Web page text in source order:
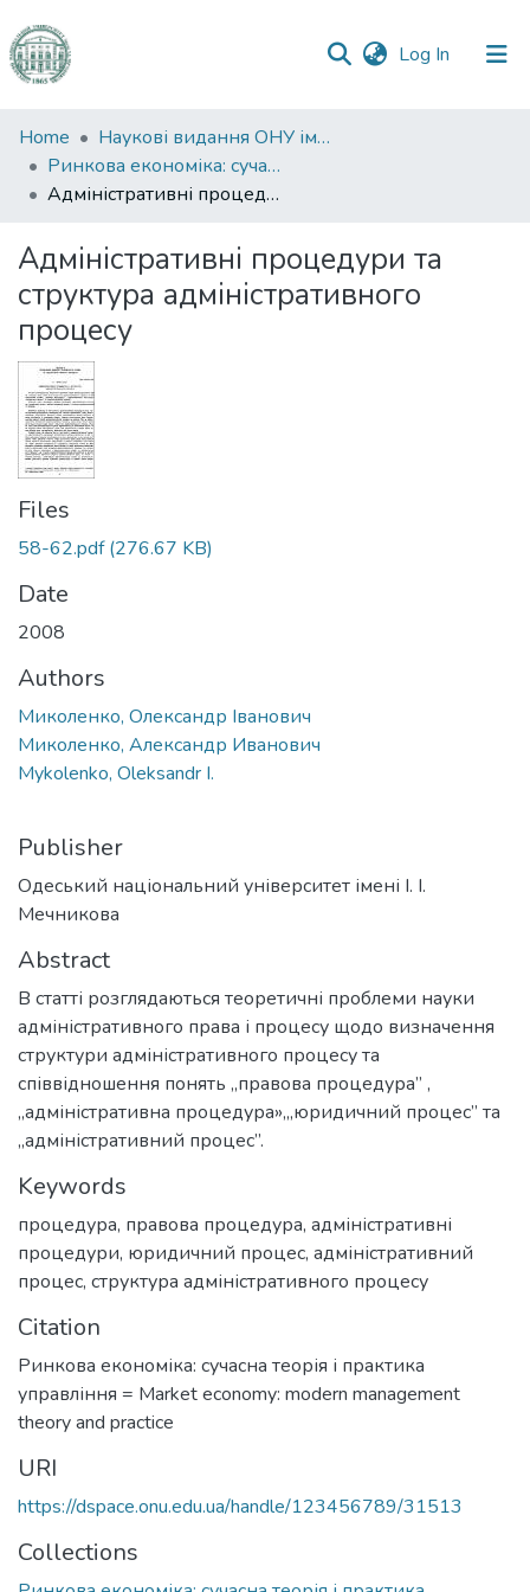
Log In (current)
Communities
&
Collections
Statistics
Home
Наукові видання ОНУ імені І. І. Мечникова
Ринкова економіка: сучасна теорія і практика управління
Адміністративні процедури та структура адміністративного процесу
Адміністративні процедури та
структура адміністративного
процесу
Files
58-62.pdf(276.67 KB)
Date
2008
Authors
Миколенко, Олександр Іванович
Миколенко, Александр Иванович
Mykolenko, Oleksandr I.
Publisher
Одеський національний університет імені І. І.
Мечникова
Abstract
В статті розглядаються теоретичні проблеми науки
адміністративного права і процесу щодо визначення
структури адміністративного процесу та
співвідношення понять „правова процедура” ,
„адміністративна процедура»,„юридичний процес” та
„адміністративний процес”.
Keywords
процедура, правова процедура, адміністративні
процедури, юридичний процес, адміністративний
процес, структура адміністративного процесу
Citation
Ринкова економіка: сучасна теорія і практика
управління = Market economy: modern management
theory and practice
URI
https://dspace.onu.edu.ua/handle/123456789/31513
Collections